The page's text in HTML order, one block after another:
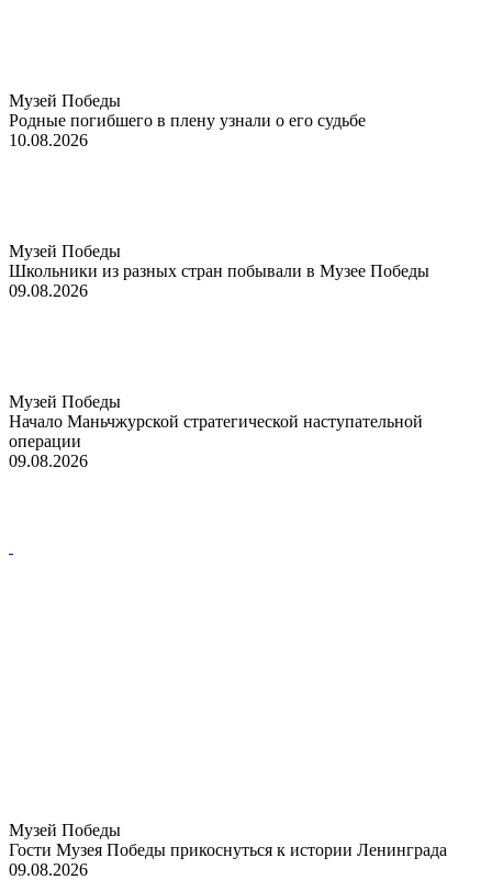
Музей Победы
Родные погибшего в плену узнали о его судьбе
10.08.2026
Музей Победы
Школьники из разных стран побывали в Музее Победы
09.08.2026
Музей Победы
Начало Маньчжурской стратегической наступательной
операции
09.08.2026
Музей Победы
Гости Музея Победы прикоснуться к истории Ленинграда
09.08.2026